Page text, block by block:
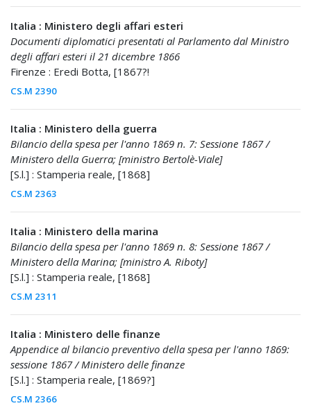
Italia : Ministero degli affari esteri
Documenti diplomatici presentati al Parlamento dal Ministro
degli affari esteri il 21 dicembre 1866
Firenze : Eredi Botta, [1867?!
CS.M 2390
Italia : Ministero della guerra
Bilancio della spesa per l'anno 1869 n. 7: Sessione 1867 /
Ministero della Guerra; [ministro Bertolè-Viale]
[S.l.] : Stamperia reale, [1868]
CS.M 2363
Italia : Ministero della marina
Bilancio della spesa per l'anno 1869 n. 8: Sessione 1867 /
Ministero della Marina; [ministro A. Riboty]
[S.l.] : Stamperia reale, [1868]
CS.M 2311
Italia : Ministero delle finanze
Appendice al bilancio preventivo della spesa per l'anno 1869:
sessione 1867 / Ministero delle finanze
[S.l.] : Stamperia reale, [1869?]
CS.M 2366